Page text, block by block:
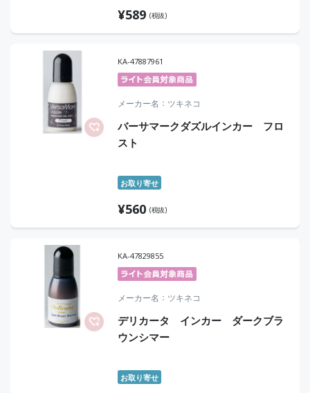
¥589 (税抜)
KA-47887961
メーカー名 ツキネコ
バーサマークダズルインカー フロ
スト
お取り寄せ
¥560 (税抜)
KA-47829855
メーカー名 ツキネコ
デリカータ インカー ダークブラ
ウンシマー
お取り寄せ